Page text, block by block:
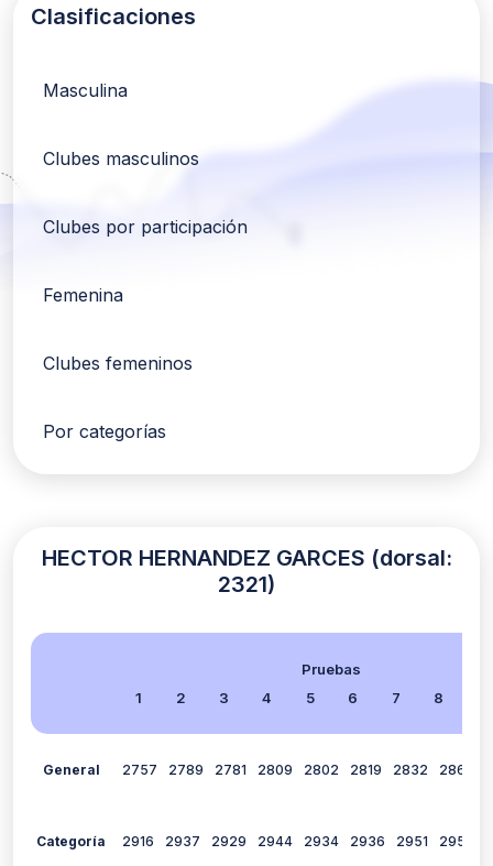
Clasificaciones
Masculina
Clubes masculinos
Clubes por participación
Femenina
Clubes femeninos
Por categorías
HECTOR HERNANDEZ GARCES (dorsal:
2321)
Pruebas
1
2 3 4 5 6 7 8
General 2757 2789 2781 2809 2802 2819 2832 2863
Categoría 2916 2937 2929 2944 2934 2936 2951 2959